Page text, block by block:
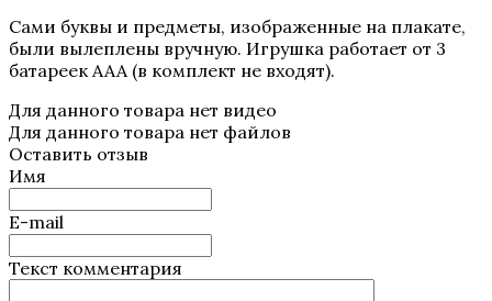
Сами буквы и предметы, изображенные на плакате,
были вылеплены вручную. Игрушка работает от 3
батареек ААА (в комплект не входят).
Для данного товара нет видео
Для данного товара нет файлов
Оставить отзыв
Имя
E-mail
Текст комментария